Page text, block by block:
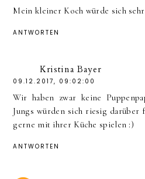
Mein kleiner Koch würde sich
ANTWORTEN
Kristina Bayer
09.12.2017, 09:02:00
Wir haben zwar keine
Jungs würden sich riesig darüber
gerne mit ihrer Küche spielen :)
ANTWORTEN